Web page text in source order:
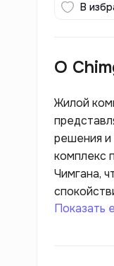
В
О
Жилой
решения и
комплекс
Чимгана,
Показать